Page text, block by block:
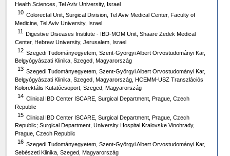
Health Sciences, Tel Aviv University, Israel
10 Colorectal Unit, Surgical Division, Tel Aviv Medical Center, Faculty of
Medicine, Tel Aviv University, Israel
11 Digestive Diseases Institute - IBD-MOM Unit, Shaare Zedek Medical
Center, Hebrew University, Jerusalem, Israel
12 Szegedi Tudományegyetem, Szent-Györgyi Albert Orvostudományi Kar,
Belgyógyászati Klinika, Szeged, Magyarország
13 Szegedi Tudományegyetem, Szent-Györgyi Albert Orvostudományi Kar,
Belgyógyászati Klinika, Szeged, Magyarország, HCEMM-USZ Transzlációs
Kolorektális Kutatócsoport, Szeged, Magyarország
14 Clinical IBD Center ISCARE, Surgical Department, Prague, Czech
Republic
15 Clinical IBD Center ISCARE, Surgical Department, Prague, Czech
Republic; Surgical Department, University Hospital Kralovske Vinohrady,
Prague, Czech Republic
16 Szegedi Tudományegyetem, Szent-Györgyi Albert Orvostudományi Kar,
Sebészeti Klinika, Szeged, Magyarország